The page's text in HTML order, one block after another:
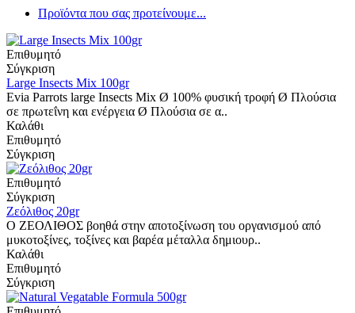
Προϊόντα που σας προτείνουμε...
Επιθυμητό
Σύγκριση
Large Insects Mix 100gr
Evia Parrots large Insects Μix Ø 100% φυσική τροφή Ø Πλούσια
σε πρωτεΐνη και ενέργεια Ø Πλούσια σε α..
Καλάθι
Επιθυμητό
Σύγκριση
Επιθυμητό
Σύγκριση
Ζεόλιθος 20gr
Ο ΖΕΟΛΙΘΟΣ βοηθά στην αποτοξίνωση του οργανισμού από
μυκοτοξίνες, τοξίνες και βαρέα μέταλλα δημιουρ..
Καλάθι
Επιθυμητό
Σύγκριση